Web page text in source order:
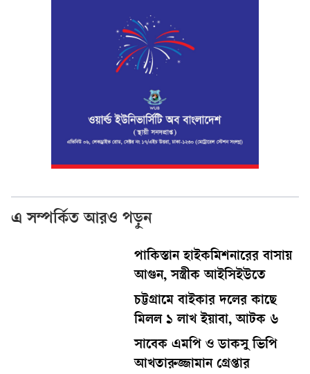
এ সম্পর্কিত আরও পড়ুন
পাকিস্তান হাইকমিশনারের বাসায়
আগুন, সস্ত্রীক আইসিইউতে
চট্টগ্রামে বাইকার দলের কাছে
মিলল ১ লাখ ইয়াবা, আটক ৬
সাবেক এমপি ও ডাকসু ভিপি
আখতারুজ্জামান গ্রেপ্তার